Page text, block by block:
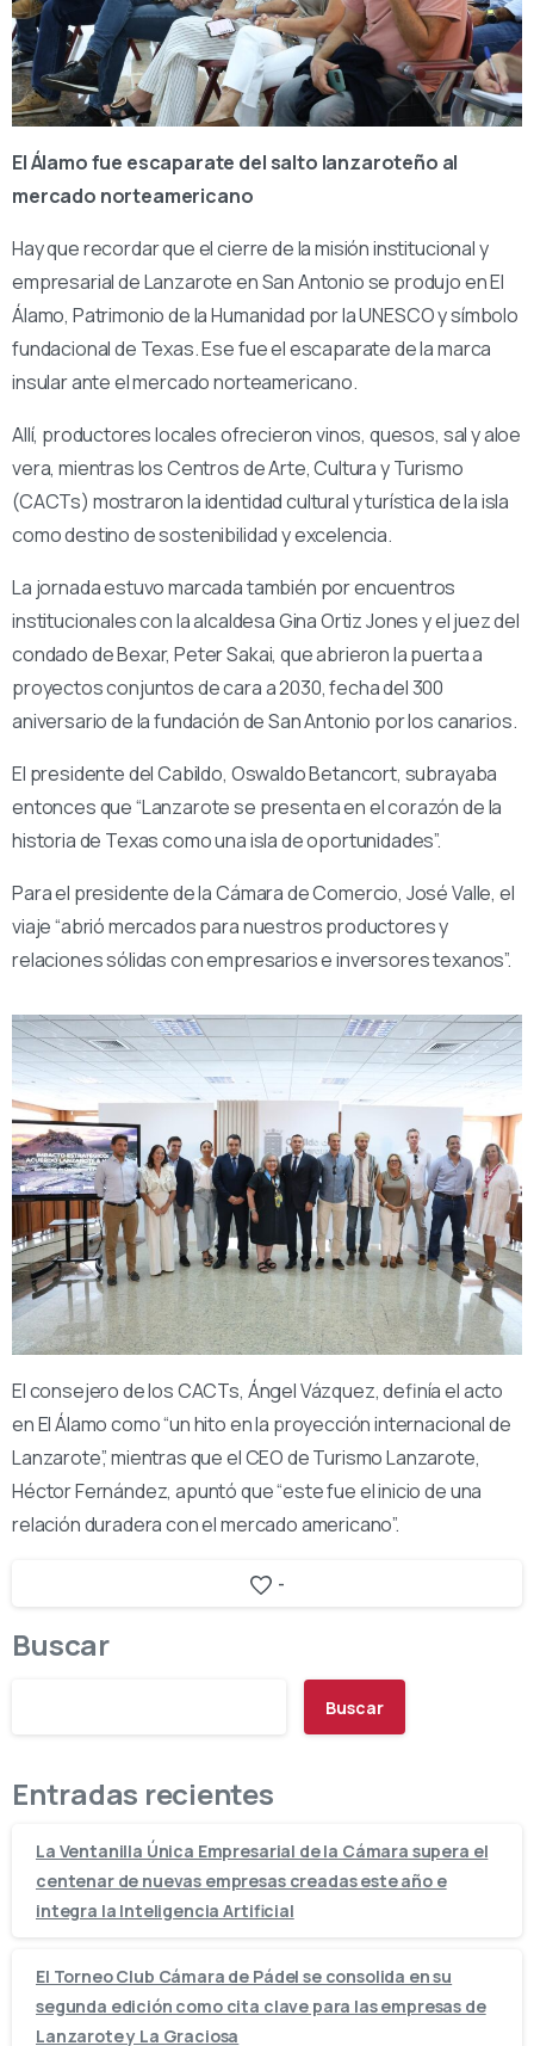
El Álamo fue escaparate del salto lanzaroteño al
mercado norteamericano
Hay que recordar que el cierre de la misión institucional y
empresarial de Lanzarote en San Antonio se produjo en El
Álamo, Patrimonio de la Humanidad por la UNESCO y símbolo
fundacional de Texas. Ese fue el escaparate de la marca
insular ante el mercado norteamericano.
Allí, productores locales ofrecieron vinos, quesos, sal y aloe
vera, mientras los Centros de Arte, Cultura y Turismo
(CACTs) mostraron la identidad cultural y turística de la isla
como destino de sostenibilidad y excelencia.
La jornada estuvo marcada también por encuentros
institucionales con la alcaldesa Gina Ortiz Jones y el juez del
condado de Bexar, Peter Sakai, que abrieron la puerta a
proyectos conjuntos de cara a 2030, fecha del 300
aniversario de la fundación de San Antonio por los canarios.
El presidente del Cabildo, Oswaldo Betancort, subrayaba
entonces que “Lanzarote se presenta en el corazón de la
historia de Texas como una isla de oportunidades”.
Para el presidente de la Cámara de Comercio, José Valle, el
viaje “abrió mercados para nuestros productores y
relaciones sólidas con empresarios e inversores texanos”.
El consejero de los CACTs, Ángel Vázquez, definía el acto
en El Álamo como “un hito en la proyección internacional de
Lanzarote”, mientras que el CEO de Turismo Lanzarote,
Héctor Fernández, apuntó que “este fue el inicio de una
relación duradera con el mercado americano”.
-
Buscar
Buscar
Entradas recientes
La Ventanilla Única Empresarial de la Cámara supera el
centenar de nuevas empresas creadas este año e
integra la Inteligencia Artificial
El Torneo Club Cámara de Pádel se consolida en su
segunda edición como cita clave para las empresas de
Lanzarote y La Graciosa